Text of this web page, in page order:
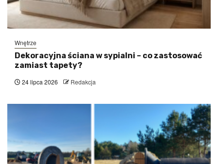
Wnętrze
Dekoracyjna ściana w sypialni – co zastosować
zamiast tapety?
24 lipca 2026 Redakcja